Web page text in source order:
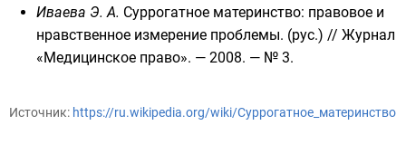
Иваева Э. А. Суррогатное материнство: правовое и
нравственное измерение проблемы. (рус.) // Журнал
«Медицинское право». — 2008. — № 3.
Источник: https://ru.wikipedia.org/wiki/Суррогатное_материнство